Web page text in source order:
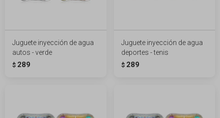
Juguete inyección de agua
autos - verde
$ 289
Juguete inyección de agua
deportes - tenis
$ 289